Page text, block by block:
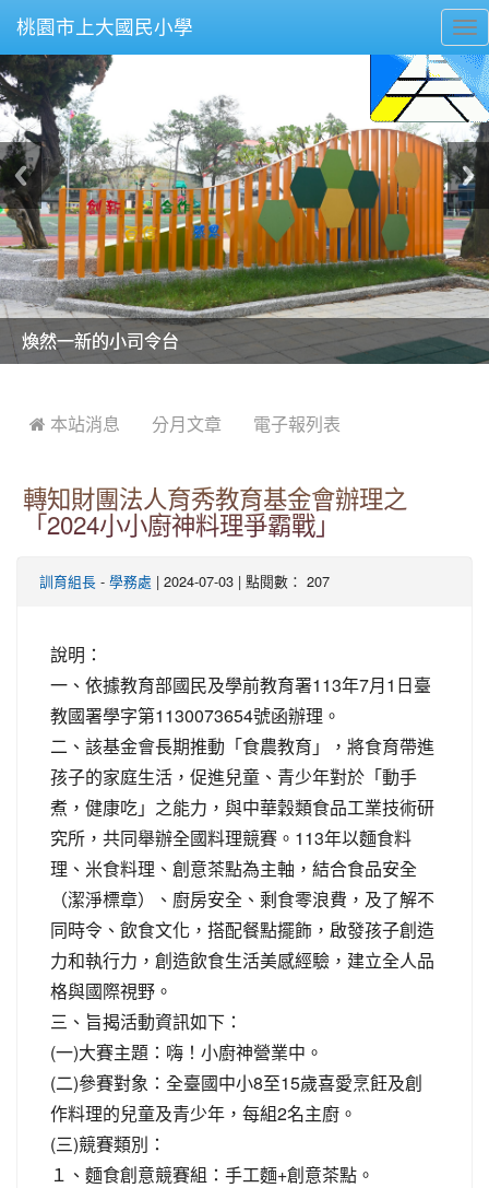
桃園市上大國民小學
美麗的操場是我們活力的來源
美麗的操場是我們活力的來源
煥然一新的小司令台
煥然一新的小司令台
富含桃園埤塘田園風光意象的中廊
富含桃園埤塘田園風光意象的中廊
嶄新的中庭廣場
嶄新的中庭廣場
水生池生生不息
水生池生生不息
 本站消息 分月文章 電子報列表
轉知財團法人育秀教育基金會辦理之
「2024小小廚神料理爭霸戰」
訓育組長 - 學務處 | 2024-07-03 | 點閱數： 207
說明：
一、依據教育部國民及學前教育署113年7月1日臺
教國署學字第1130073654號函辦理。
二、該基金會長期推動「食農教育」，將食育帶進
孩子的家庭生活，促進兒童、青少年對於「動手
煮，健康吃」之能力，與中華穀類食品工業技術研
究所，共同舉辦全國料理競賽。113年以麵食料
理、米食料理、創意茶點為主軸，結合食品安全
（潔淨標章）、廚房安全、剩食零浪費，及了解不
同時令、飲食文化，搭配餐點擺飾，啟發孩子創造
力和執行力，創造飲食生活美感經驗，建立全人品
格與國際視野。
三、旨揭活動資訊如下：
(一)大賽主題：嗨！小廚神營業中。
(二)參賽對象：全臺國中小8至15歲喜愛烹飪及創
作料理的兒童及青少年，每組2名主廚。
(三)競賽類別：
１、麵食創意競賽組：手工麵+創意茶點。